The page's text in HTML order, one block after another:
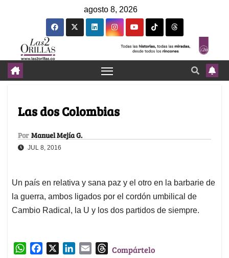
agosto 8, 2026
Las dos Colombias
Por Manuel Mejía G.
JUL 8, 2016
Un país en relativa y sana paz y el otro en la barbarie de
la guerra, ambos ligados por el cordón umbilical de
Cambio Radical, la U y los dos partidos de siempre.
W
TCompártelo